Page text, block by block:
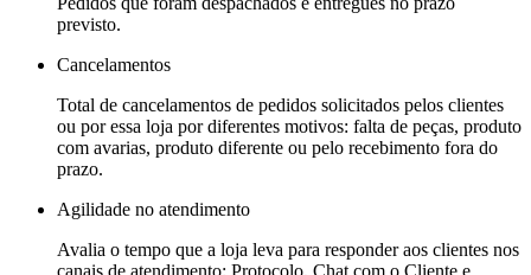
previsto.
Cancelamentos
Total de cancelamentos de pedidos solicitados pelos clientes
ou por essa loja por diferentes motivos: falta de peças, produto
com avarias, produto diferente ou pelo recebimento fora do
prazo.
Agilidade no atendimento
Avalia o tempo que a loja leva para responder aos clientes nos
canais de atendimento: Protocolo, Chat com o Cliente e